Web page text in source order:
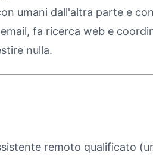
umani dall'altra parte e
fa ricerca web e
nulla.
remoto qualificato